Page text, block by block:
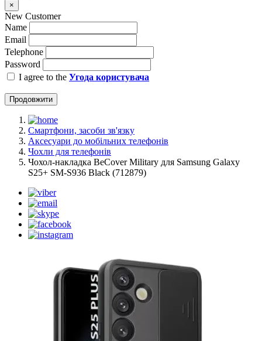
×
New Customer
Name
Email
Telephone
Password
I agree to the Угода користувача
Продовжити
Смартфони, засоби зв'язку
Аксесуари до мобільних телефонів
Чохли для телефонів
Чохол-накладка BeCover Military для Samsung Galaxy
S25+ SM-S936 Black (712879)